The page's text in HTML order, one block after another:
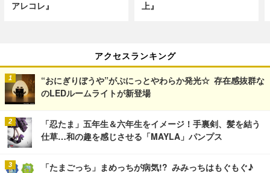
アレコレ』
上』
アクセスランキング
“おにぎりぼうや”がぷにっとやわらか発光☆ 存在感抜群な
のLEDルームライトが新登場
「忍たま」五年生＆六年生をイメージ！手裏剣、髪を結う
仕草…和の趣を感じさせる「MAYLA」パンプス
「たまごっち」まめっちが病気!? みみっちはもぐもぐ♪